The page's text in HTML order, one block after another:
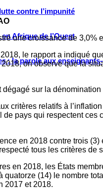
contre l’impunité
Afrique de l’Ouest
: la parole aux
une croissance de
le rapport a indiqué
on observe que la
sur la
critères relatifs à
pays qui respectent
en 2018 contre trois
tous les critères de
en 2018, les États
(14) le nombre
2017 et 2018.